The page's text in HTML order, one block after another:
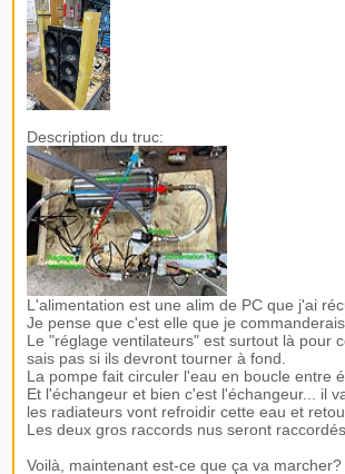
Description du truc:
L'alimentation est une alim de PC que j'ai
Je pense que c'est elle que je
Le "réglage ventilateurs" est surtout là pour
sais pas si ils devront tourner à fond.
La pompe fait circuler l'eau en boucle entre
Et l'échangeur et bien c'est l'échangeur... il
les radiateurs vont refroidir cette eau et
Les deux gros raccords nus seront
Voilà, maintenant est-ce que ça va